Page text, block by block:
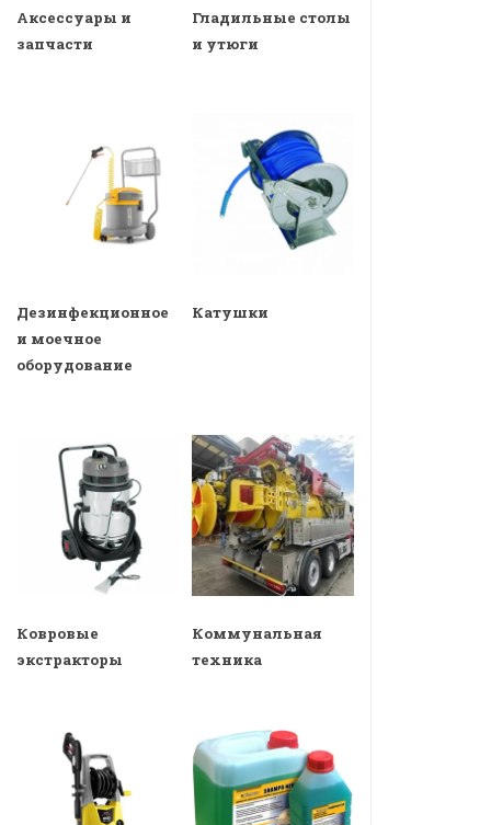
Аксессуары и
запчасти
Гладильные столы
и утюги
Дезинфекционное
и моечное
оборудование
Катушки
Ковровые
экстракторы
Коммунальная
техника